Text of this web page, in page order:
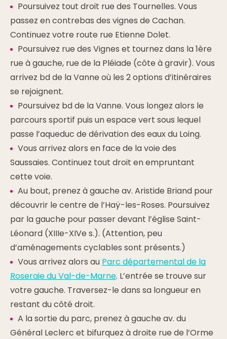
Poursuivez tout droit rue des Tournelles. Vous
passez en contrebas des vignes de Cachan.
Continuez votre route rue Etienne Dolet.
Poursuivez rue des Vignes et tournez dans la 1ère
rue à gauche, rue de la Pléiade (côte à gravir). Vous
arrivez bd de la Vanne où les 2 options d’itinéraires
se rejoignent.
Poursuivez bd de la Vanne. Vous longez alors le
parcours sportif puis un espace vert sous lequel
passe l’aqueduc de dérivation des eaux du Loing.
Vous arrivez alors en face de la voie des
Saussaies. Continuez tout droit en empruntant
cette voie.
Au bout, prenez à gauche av. Aristide Briand pour
découvrir le centre de l’Haÿ-les-Roses. Poursuivez
par la gauche pour passer devant l’église Saint-
Léonard (XIIIe-XIVe s.). (Attention, peu
d’aménagements cyclables sont présents.)
Vous arrivez alors au Parc départemental de la
Roseraie du Val-de-Marne. L’entrée se trouve sur
votre gauche. Traversez-le dans sa longueur en
restant du côté droit.
A la sortie du parc, prenez à gauche av. du
Général Leclerc et bifurquez à droite rue de l’Orme